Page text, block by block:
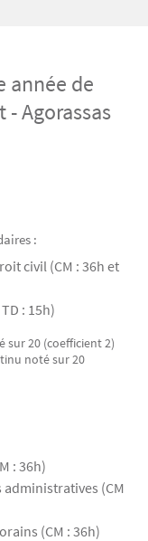
année de
Agorassas
:
civil (CM : 36h et
: 15h)
sur 20 (coefficient 2)
noté sur 20
: 36h)
(CM
(CM : 36h)